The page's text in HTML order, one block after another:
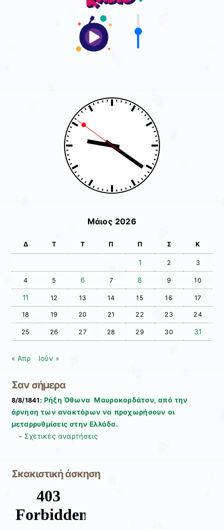
Μάιος 2026
Δ Τ Τ Π Π Σ Κ
1 2 3
4 5 6 7 8 9 10
11 12 13 14 15 16 17
18 19 20 21 22 23 24
25 26 27 28 29 30 31
« Απρ Ιούν »
Σαν σήμερα
8/8/1841: Ρήξη Όθωνα  Μαυροκορδάτου, από την
άρνηση των ανακτόρων να προχωρήσουν οι
μεταρρυθμίσεις στην Ελλάδα.
- Σχετικές αναρτήσεις
Σκακιστική άσκηση